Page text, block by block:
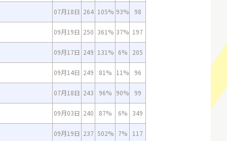
07月18日 264 105% 93% 98
09月19日 250 361% 37% 197
09月17日 249 131% 6% 205
09月14日 249 81% 11% 96
07月18日 243 96% 90% 99
09月03日 240 87% 6% 349
09月19日 237 502% 7% 117